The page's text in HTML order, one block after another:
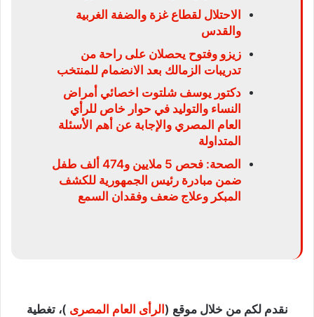
الاحتلال لقطاع غزة والضفة الغربية
والقدس
زيزو وفتوح يحصلان على راحة من
تدريبات الزمالك بعد الانضمام للمنتخب
دكتور يوسف شلتوت اخصائي أمراض
النساء والتوليد في حوار خاص للرأي
العام المصري والإجابة عن أهم الأسئلة
المتداولة
الصحة: فحص 5 ملايين و474 ألف طفل
ضمن مبادرة رئيس الجمهورية للكشف
المبكر وعلاج ضعف وفقدان السمع
نقدم لكم من خلال موقع (الرأى العام المصرى )، تغطية